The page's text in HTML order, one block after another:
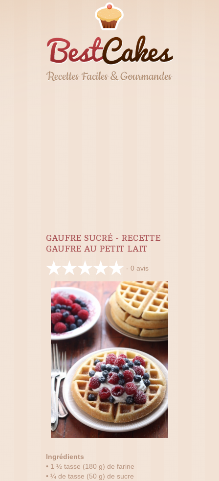
GAUFRE SUCRÉ - RECETTE
GAUFRE AU PETIT LAIT
- 0 avis
Ingrédients
• 1 ½ tasse (180 g) de farine
• ¼ de tasse (50 g) de sucre